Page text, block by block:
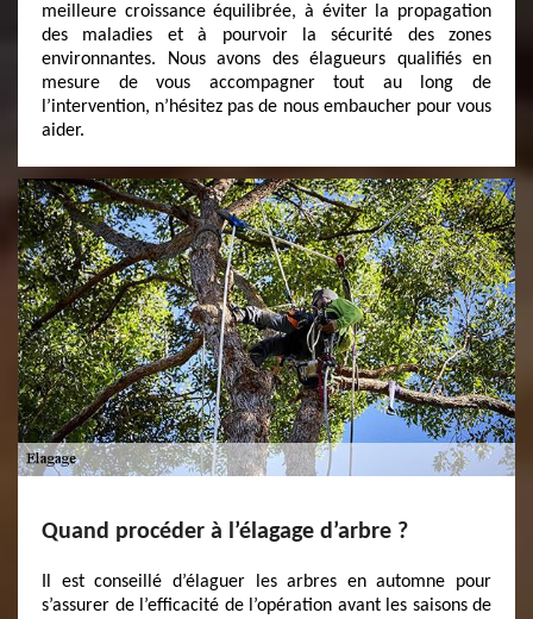
meilleure croissance équilibrée, à éviter la propagation
des maladies et à pourvoir la sécurité des zones
environnantes. Nous avons des élagueurs qualifiés en
mesure de vous accompagner tout au long de
l’intervention, n’hésitez pas de nous embaucher pour vous
aider.
Quand procéder à l’élagage d’arbre ?
Il est conseillé d’élaguer les arbres en automne pour
s’assurer de l’efficacité de l’opération avant les saisons de